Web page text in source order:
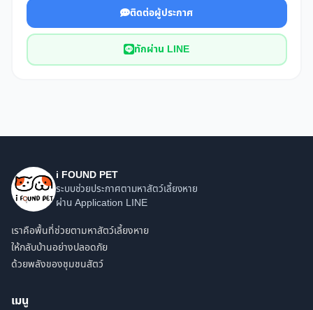
ติดต่อผู้ประกาศ
ทักผ่าน LINE
i FOUND PET
ระบบช่วยประกาศตามหาสัตว์เลี้ยงหาย
ผ่าน Application LINE
เราคือพื้นที่ช่วยตามหาสัตว์เลี้ยงหาย
ให้กลับบ้านอย่างปลอดภัย
ด้วยพลังของชุมชนสัตว์
เมนู